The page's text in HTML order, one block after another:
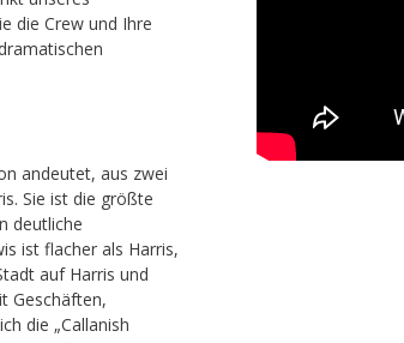
die Crew und Ihre
andeutet, aus zwei
Sie ist die größte
deutliche
ist flacher als Harris,
auf Harris und
Geschäften,
die „Callanish